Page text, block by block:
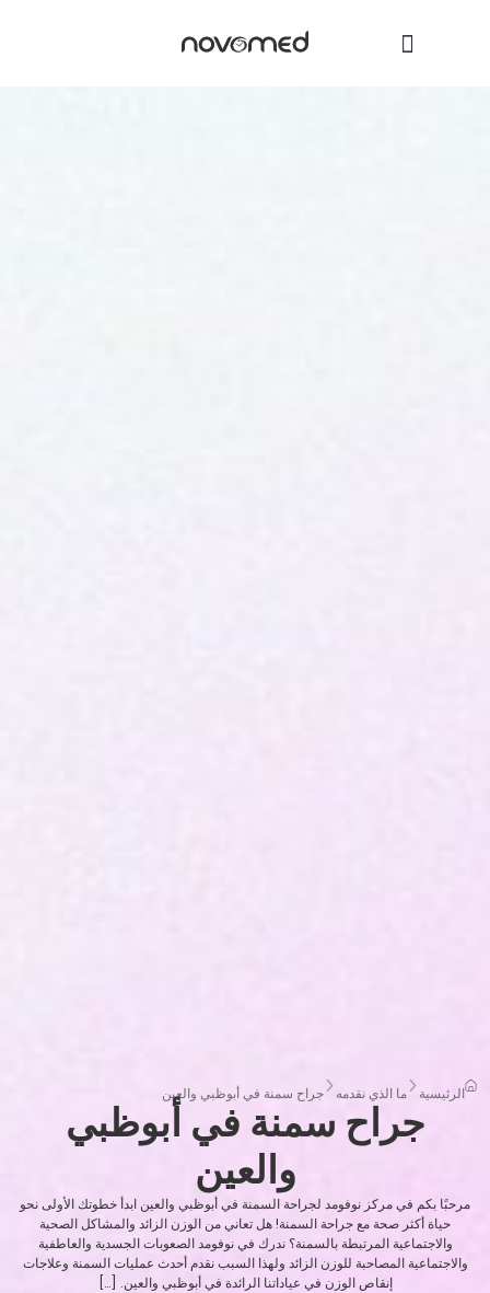
الرئيسية ما الذي نقدمه جراح سمنة في أبوظبي والعين
جراح سمنة في أبوظبي
والعين
مرحبًا بكم في مركز نوفومد لجراحة السمنة في أبوظبي والعين ابدأ خطوتك الأولى نحو
حياة أكثر صحة مع جراحة السمنة! هل تعاني من الوزن الزائد والمشاكل الصحية
والاجتماعية المرتبطة بالسمنة؟ ندرك في نوفومد الصعوبات الجسدية والعاطفية
والاجتماعية المصاحبة للوزن الزائد ولهذا السبب نقدم أحدث عمليات السمنة وعلاجات
إنقاص الوزن في عياداتنا الرائدة في أبوظبي والعين. […]